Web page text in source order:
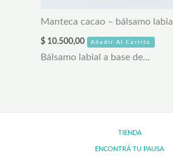
Manteca cacao – bálsamo labial
$10.500,00 Añadir Al Carrito
Bálsamo labial a base de...
TIENDA
ENCONTRÁ TU PAUSA